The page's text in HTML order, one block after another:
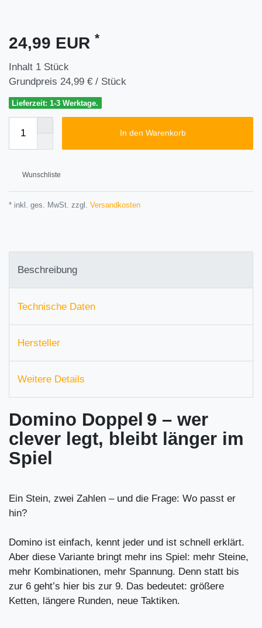
24,99 EUR *
Inhalt 1 Stück
Grundpreis 24,99 € / Stück
Lieferzeit: 1-3 Werktage.
In den Warenkorb
Wunschliste
* inkl. ges. MwSt. zzgl. Versandkosten
Beschreibung
Technische Daten
Hersteller
Weitere Details
Domino Doppel 9 – wer
clever legt, bleibt länger im
Spiel
Ein Stein, zwei Zahlen – und die Frage: Wo passt er
hin?
Domino ist einfach, kennt jeder und ist schnell erklärt.
Aber diese Variante bringt mehr ins Spiel: mehr Steine,
mehr Kombinationen, mehr Spannung. Denn statt bis
zur 6 geht’s hier bis zur 9. Das bedeutet: größere
Ketten, längere Runden, neue Taktiken.